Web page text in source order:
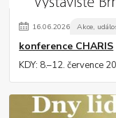
16.06.2026 Akce,
konference CHARIS
KDY: 8.–12. července